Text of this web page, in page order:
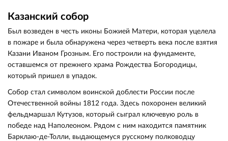
Казанский собор
Был возведен в честь иконы Божией Матери, которая уцелела
в пожаре и была обнаружена через четверть века после взятия
Казани Иваном Грозным. Его построили на фундаменте,
оставшемся от прежнего храма Рождества Богородицы,
который пришел в упадок.
Собор стал символом воинской доблести России после
Отечественной войны 1812 года. Здесь похоронен великий
фельдмаршал Кутузов, который сыграл ключевую роль в
победе над Наполеоном. Рядом с ним находится памятник
Барклаю-де-Толли, выдающемуся русскому полководцу